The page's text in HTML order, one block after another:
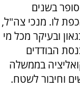
בשנים
לו. מנכי צה"ל,
ובעיקר מכל מי
הבודדים
בממשלה
וחיבור לשטח.